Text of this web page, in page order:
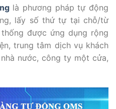
là phương pháp tự động
lấy số thứ tự tại chỗ/từ
được ứng dụng rộng
trung tâm dịch vụ khách
nước, công ty một cửa,